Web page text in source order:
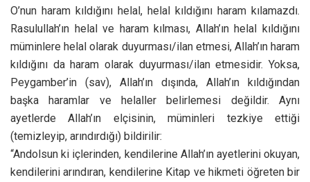
O’nun haram kıldığını helal, helal kıldığını haram kılamazdı.
Rasulullah’ın helal ve haram kılması, Allah’ın helal kıldığını
müminlere helal olarak duyurması/ilan etmesi, Allah’ın haram
kıldığını da haram olarak duyurması/ilan etmesidir. Yoksa,
Peygamber’in (sav), Allah’ın dışında, Allah’ın kıldığından
başka haramlar ve helaller belirlemesi değildir. Aynı
ayetlerde Allah’ın elçisinin, müminleri tezkiye ettiği
(temizleyip, arındırdığı) bildirilir:
“Andolsun ki içlerinden, kendilerine Allah’ın ayetlerini okuyan,
kendilerini arındıran, kendilerine Kitap ve hikmeti öğreten bir